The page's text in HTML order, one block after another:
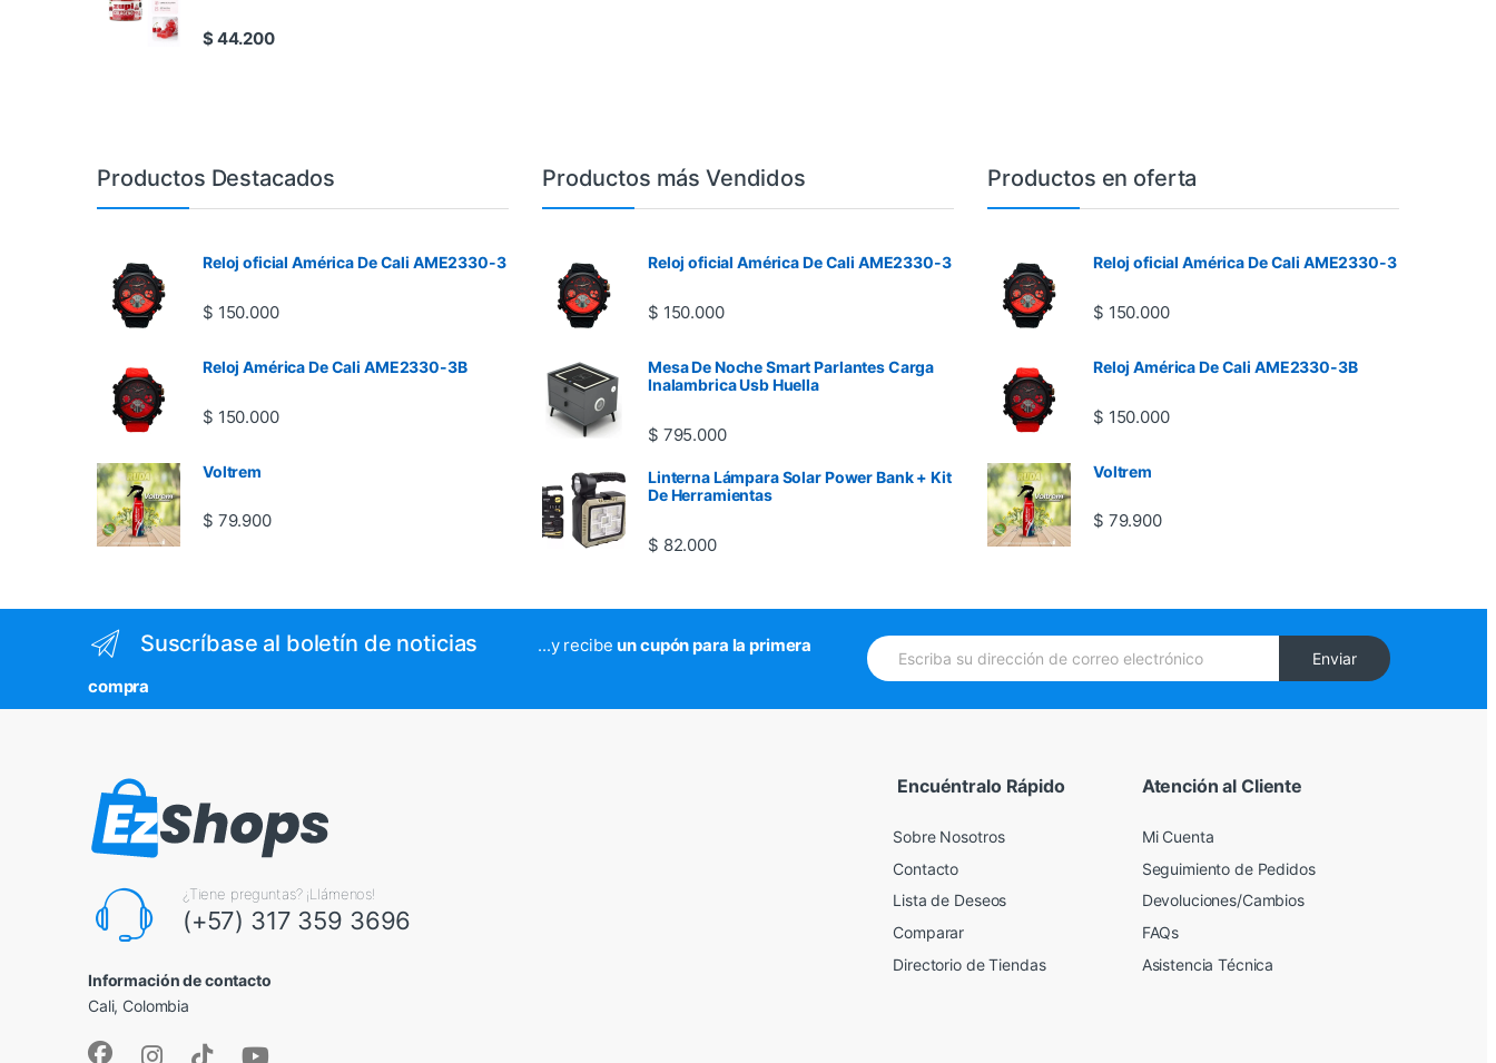
$44.200
Productos Destacados
Reloj oficial América De Cali AME2330-3
$ 150.000
Reloj América De Cali AME2330-3B
$ 150.000
Voltrem
$ 79.900
Productos más Vendidos
Reloj oficial América De Cali AME2330-3
$ 150.000
Mesa De Noche Smart Parlantes Carga
Inalambrica Usb Huella
$ 795.000
Linterna Lámpara Solar Power Bank + Kit
De Herramientas
$ 82.000
Productos en oferta
Reloj oficial América De Cali AME2330-3
$ 150.000
Reloj América De Cali AME2330-3B
$ 150.000
Voltrem
$ 79.900
Suscríbase al boletín de noticias ...y recibeun cupón para la primera
compra
E
m
Enviar
¿Tiene preguntas? ¡Llámenos!
(+57) 317 359 3696
Información de contacto
Cali, Colombia
Encuéntralo Rápido
Sobre Nosotros
Contacto
Lista de Deseos
Comparar
Directorio de Tiendas
Atención al Cliente
Mi Cuenta
Seguimiento de Pedidos
Devoluciones/Cambios
FAQs
Asistencia Técnica